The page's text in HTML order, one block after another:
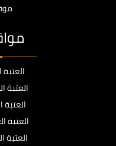
العتبة
العتبة
العتبة